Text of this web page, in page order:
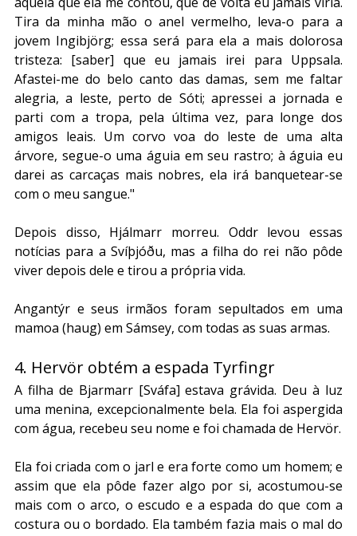
Tira da minha mão o anel vermelho, leva-o para a
jovem Ingibjörg; essa será para ela a mais dolorosa
tristeza: [saber] que eu jamais irei para Uppsala.
Afastei-me do belo canto das damas, sem me faltar
alegria, a leste, perto de Sóti; apressei a jornada e
parti com a tropa, pela última vez, para longe dos
amigos leais. Um corvo voa do leste de uma alta
árvore, segue-o uma águia em seu rastro; à águia eu
darei as carcaças mais nobres, ela irá banquetear-se
com o meu sangue."
Depois disso, Hjálmarr morreu. Oddr levou essas
notícias para a Svíþjóðu, mas a filha do rei não pôde
viver depois dele e tirou a própria vida.
Angantýr e seus irmãos foram sepultados em uma
mamoa (haug) em Sámsey, com todas as suas armas.
4. Hervör obtém a espada Tyrfingr
A filha de Bjarmarr [Sváfa] estava grávida. Deu à luz
uma menina, excepcionalmente bela. Ela foi aspergida
Ela foi criada com o jarl e era forte como um homem; e
assim que ela pôde fazer algo por si, acostumou-se
mais com o arco, o escudo e a espada do que com a
costura ou o bordado. Ela também fazia mais o mal do